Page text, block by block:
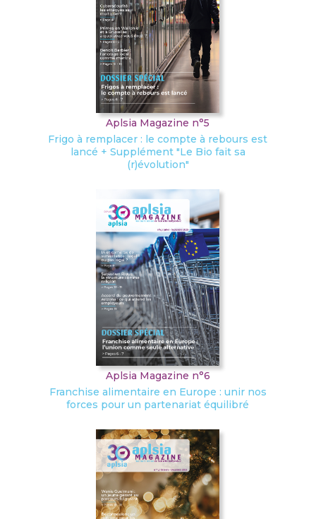
Aplsia Magazine n°5
Frigo à remplacer : le compte à rebours est
lancé + Supplément "Le Bio fait sa
(r)évolution"
Aplsia Magazine n°6
Franchise alimentaire en Europe : unir nos
forces pour un partenariat équilibré